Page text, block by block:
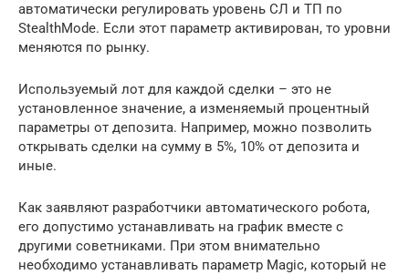
автоматически регулировать уровень СЛ и ТП по
StealthMode. Если этот параметр активирован, то уровни
меняются по рынку.
Используемый лот для каждой сделки – это не
установленное значение, а изменяемый процентный
параметры от депозита. Например, можно позволить
открывать сделки на сумму в 5%, 10% от депозита и
иные.
Как заявляют разработчики автоматического робота,
его допустимо устанавливать на график вместе с
другими советниками. При этом внимательно
необходимо устанавливать параметр Magic, который не